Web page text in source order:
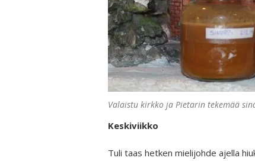
Valaistu kirkko ja Pietarin tekemää
Keskiviikko
Tuli taas hetken mielijohde ajella